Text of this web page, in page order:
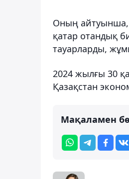
Оның айтуынша,
қатар отандық
тауарларды,
2024 жылғы 30
Қазақстан
Мақаламен